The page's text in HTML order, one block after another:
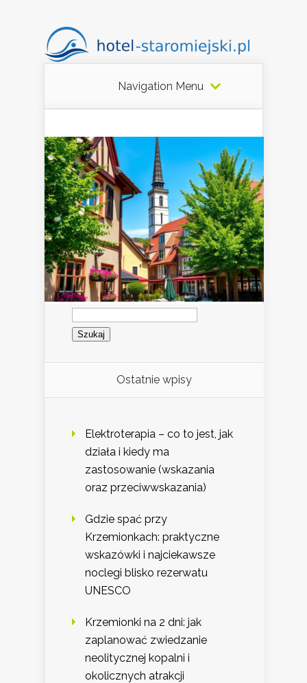
Navigation Menu
Szukaj:
Ostatnie wpisy
Elektroterapia – co to jest, jak
działa i kiedy ma
zastosowanie (wskazania
oraz przeciwwskazania)
Gdzie spać przy
Krzemionkach: praktyczne
wskazówki i najciekawsze
noclegi blisko rezerwatu
UNESCO
Krzemionki na 2 dni: jak
zaplanować zwiedzanie
neolitycznej kopalni i
okolicznych atrakcji